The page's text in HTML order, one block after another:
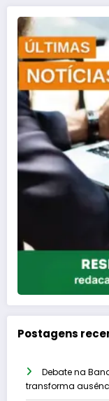
Postagens
Debate na
transforma